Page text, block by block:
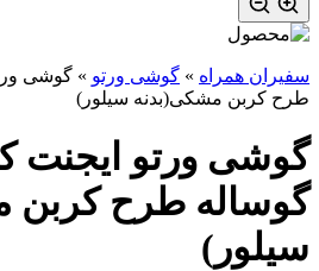
سفیران همراه » گوشی ورتو » گوشی
طرح‌ کربن مشکی(بدنه سیلور)
گوشی ورتو ایجنت
گوساله طرح‌ کربن
سیلور)